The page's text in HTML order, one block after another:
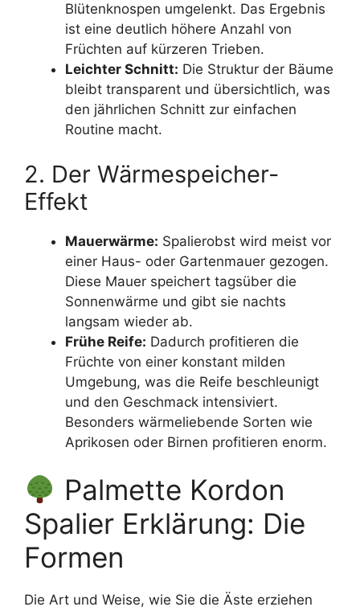
Blütenknospen umgelenkt. Das Ergebnis
ist eine deutlich höhere Anzahl von
Früchten auf kürzeren Trieben.
Leichter Schnitt: Die Struktur der Bäume
bleibt transparent und übersichtlich, was
den jährlichen Schnitt zur einfachen
Routine macht.
2. Der Wärmespeicher-
Effekt
Mauerwärme: Spalierobst wird meist vor
einer Haus- oder Gartenmauer gezogen.
Diese Mauer speichert tagsüber die
Sonnenwärme und gibt sie nachts
langsam wieder ab.
Frühe Reife: Dadurch profitieren die
Früchte von einer konstant milden
Umgebung, was die Reife beschleunigt
und den Geschmack intensiviert.
Besonders wärmeliebende Sorten wie
Aprikosen oder Birnen profitieren enorm.
Palmette Kordon
Spalier Erklärung: Die
Formen
Die Art und Weise, wie Sie die Äste erziehen